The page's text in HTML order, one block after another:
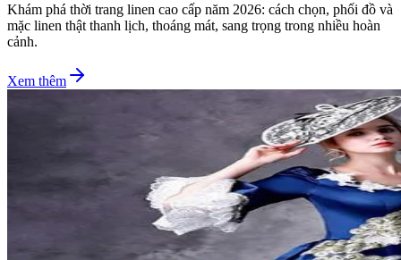
Khám phá thời trang linen cao cấp năm 2026: cách chọn, phối đồ và
mặc linen thật thanh lịch, thoáng mát, sang trọng trong nhiều hoàn
cảnh.
Xem thêm